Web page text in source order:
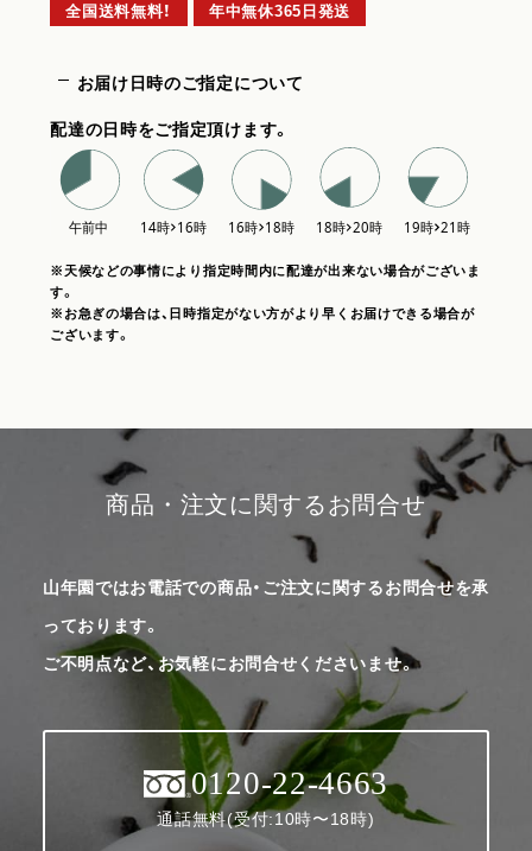
全国送料無料！ 年中無休365日発送
お届け日時のご指定について
配達の日時をご指定頂けます。
※天候などの事情により指定時間内に配達が出来ない場合がございま
す。
※お急ぎの場合は、日時指定がない方がより早くお届けできる場合が
ございます。
商品・注文に関するお問合せ
山年園ではお電話での商品・ご注文に関するお問合せを承
っております。
ご不明点など、お気軽にお問合せくださいませ。
0120-22-4663
通話無料(受付:10時〜18時)